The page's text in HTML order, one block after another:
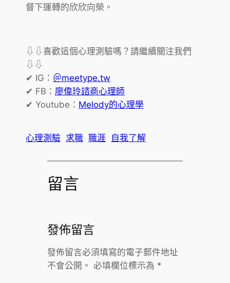
督下運轉的欣欣向榮。
⇩⇩喜歡這個心理測驗嗎？請繼續關注我們
⇩⇩
✔ IG： ＠meetype.tw
✔ FB： 廖偉玲諮商心理師
✔ Youtube： Melody的心理學
心理測驗 求職 職涯 自我了解
留言
發佈留言
發佈留言必須填寫的電子郵件地址
不會公開。 必填欄位標示為 *